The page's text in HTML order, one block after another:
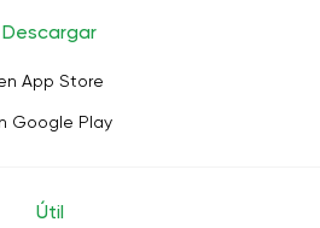
Descargar
App Store
Google Play
Útil